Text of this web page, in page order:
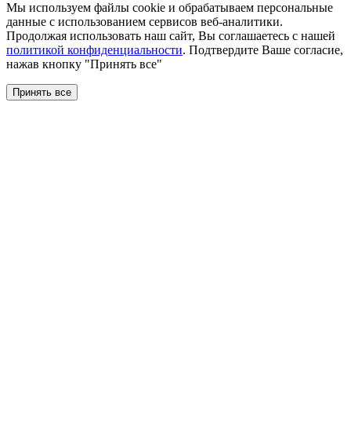
Мы используем файлы сookie и обрабатываем персональные
данные с использованием сервисов веб-аналитики.
Продолжая использовать наш сайт, Вы соглашаетесь с нашей
политикой конфиденциальности. Подтвердите Ваше согласие,
нажав кнопку "Принять все"
Принять все